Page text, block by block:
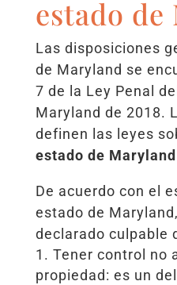
estado
Las disposiciones
de Maryland se
7 de la Ley Penal
Maryland de 2018.
definen las leyes
estado de Maryland
De acuerdo con el
estado de
declarado culpable
Tener control no
propiedad: es un